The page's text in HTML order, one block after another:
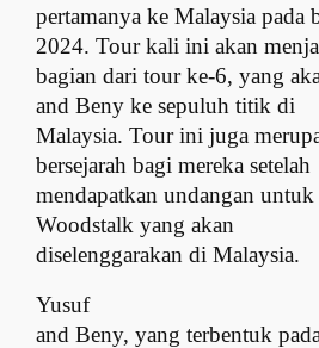
pertamanya ke Malaysia pada
2024. Tour kali ini akan
bagian dari tour ke-6, yang
and Beny ke sepuluh titik di
Malaysia. Tour ini juga
bersejarah bagi mereka setelah
mendapatkan undangan
Woodstalk yang akan
diselenggarakan di Malaysia.
Yusuf
and Beny, yang terbentuk